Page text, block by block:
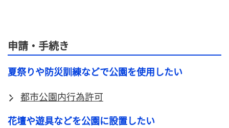
申請・手続き
夏祭りや防災訓練などで公園を使用したい
都市公園内行為許可
花壇や遊具などを公園に設置したい